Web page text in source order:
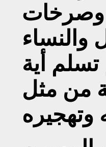
وصرخات
والنساء
أية
من مثل